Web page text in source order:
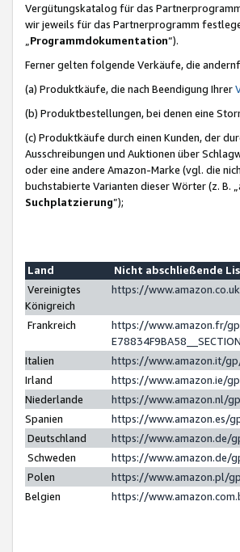
Vergütungskatalog für das
wir jeweils für das Partnerprogramm
Programmdokumentation“).
Ferner gelten folgende Verkäufe, die
(a) Produktkäufe, die nach Beendigung Ihrer
(b) Produktbestellungen, bei denen eine
(c) Produktkäufe durch einen Kunden, der
Ausschreibungen und Auktionen über
oder eine andere Amazon-Marke (vgl. die
buchstabierte Varianten dieser Wörter (z. B.
Suchplatzierung”);
Land
Nicht abschließende
Vereinigtes
Königreich
https://
Frankreich
https://www.amazon.fr/
Italien
https://www.amazon.it/
Irland
https://www.amazon.ie/
Niederlande
https://www.amazon.nl/
Spanien
https://www.amazon.es/
Deutschland
https://www.amazon.de/
Schweden
https://www.amazon.de/
Polen
https://www.amazon.pl/
Belgien
https://